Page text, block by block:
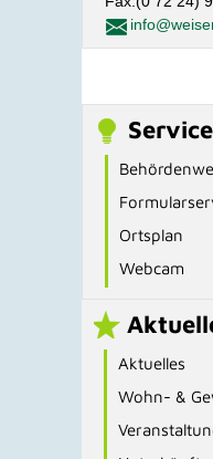
Service
Ortsplan
Webcam
Aktuelles
Wohn- &